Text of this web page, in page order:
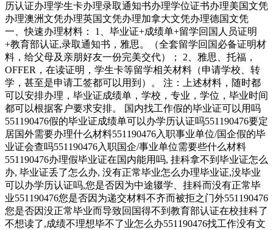
历认证办理学生卡办理录取通知书办理学位证书办理美国文凭
办理澳洲文凭办理英国文凭办理加拿大文凭办理德国文凭
一、快速办理材料： 1、毕业证+成绩单+留学回国人员证明
+教育部认证,录取通知书，雅思。（全套留学回国必备证明材
料，给父母及亲朋好友一份完美交代）； 2、雅思、托福，
OFFER，在读证明，学生卡等留学相关材料（申请学校、转
学，甚至是申请工签都可以用到）。 注：上述材料，随时都
可以安排办理，毕业证成绩单，学校，专业，学位，毕业时间
都可以根据客户要求安排。 国内找工作假的毕业证可以用吗
551190476假的毕业证成绩单可以办学历认证吗551190476要定
居国外需要办理什么材料551190476入职事业单位/国企假的毕
业证会查吗551190476入职国企/事业单位需要些什么材料
551190476办理假毕业证在国内能用吗, 挂科拿不到毕业证怎么
办, 毕业证丢了怎么办, 没有正常毕业怎么办理毕业证,没毕业
可以办学历认证吗,您是否因为中途辍学、挂科而没有正常毕
业551190476您是否因为递交材料不齐而被拒之门外551190476
您是否因没正常毕业而导致回国得不到教育部认证在校挂科了
不想读了,成绩不理想毕不了业怎么办551190476找工作没有文